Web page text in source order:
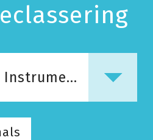
Landelijk Instrumentarium Jeugdstrafrechtketen (LIJ)